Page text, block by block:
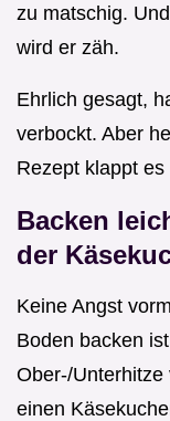
zu matschig.
wird er zäh.
Ehrlich gesagt,
verbockt. Aber
Rezept klappt
Backen
der
Keine Angst
Boden backen
Ober-/Unterhitze
einen